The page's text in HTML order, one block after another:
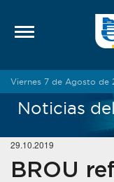
Viernes 7 de Agosto de
Noticias
29.10.2019
BROU